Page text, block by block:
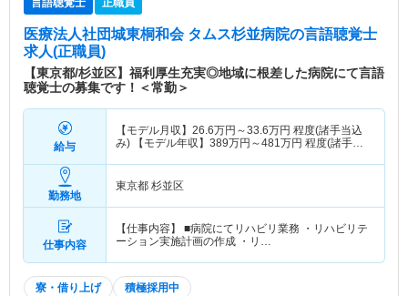
言語聴覚士 正職員
医療法人社団城東桐和会 タムス杉並病院の言語聴覚士
求人(正職員)
【東京都/杉並区】福利厚生充実◎地域に根差した病院にて言語
聴覚士の募集です！＜常勤＞
給与
【モデル月収】 26.6万円～33.6万円 程度(諸手当込
み) 【モデル年収】 389万円～481万円 程度(諸手当
勤務地
東京都 杉並区
仕事内容
【仕事内容】 ■病院にてリハビリ業務 ・リハビリテ
ーション実施計画の作成 ・リ…
寮・借り上げ 積極採用中